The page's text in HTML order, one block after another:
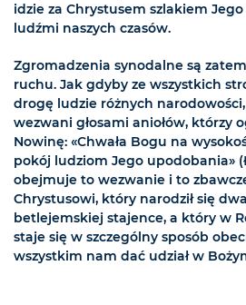
idzie za Chrystusem szlakiem
ludźmi naszych czasów.
Zgromadzenia synodalne są
ruchu. Jak gdyby ze wszystkich
drogę ludzie różnych
wezwani głosami aniołów, którzy
Nowinę: «Chwała Bogu na
pokój ludziom Jego upodobania»
obejmuje to wezwanie i to
Chrystusowi, który narodził się
betlejemskiej stajence, a który w
staje się w szczególny sposób
wszystkim nam dać udział w